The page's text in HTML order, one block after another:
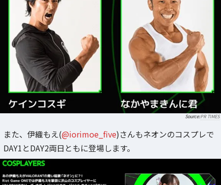
PR TIMES
また、伊織もえ(@iorimoe_five)さんもネオンのコスプレで
DAY1とDAY2両日ともに登場します。